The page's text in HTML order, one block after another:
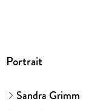
Portrait
Sandra Grimm